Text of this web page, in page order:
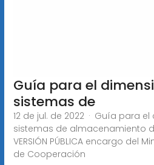
Guía para el
sistemas de
12 de jul. de 2022 · Guía para
sistemas de almacenamiento
VERSIÓN PÚBLICA encargo del
de Cooperación